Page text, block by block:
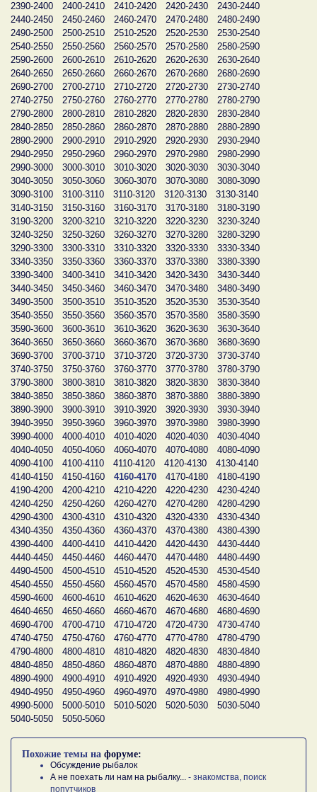
2390-2400
2400-2410 2410-2420 2420-2430
2430-2440
2440-2450
2450-2460 2460-2470 2470-2480
2480-2490
2490-2500
2500-2510 2510-2520 2520-2530
2530-2540
2540-2550
2550-2560 2560-2570 2570-2580
2580-2590
2590-2600
2600-2610 2610-2620 2620-2630
2630-2640
2640-2650
2650-2660 2660-2670 2670-2680
2680-2690
2690-2700
2700-2710 2710-2720 2720-2730
2730-2740
2740-2750
2750-2760 2760-2770 2770-2780
2780-2790
2790-2800
2800-2810 2810-2820 2820-2830
2830-2840
2840-2850
2850-2860 2860-2870 2870-2880
2880-2890
2890-2900
2900-2910 2910-2920 2920-2930
2930-2940
2940-2950
2950-2960 2960-2970 2970-2980
2980-2990
2990-3000
3000-3010 3010-3020 3020-3030
3030-3040
3040-3050
3050-3060 3060-3070 3070-3080
3080-3090
3090-3100
3100-3110 3110-3120 3120-3130
3130-3140
3140-3150
3150-3160 3160-3170 3170-3180
3180-3190
3190-3200
3200-3210 3210-3220 3220-3230
3230-3240
3240-3250
3250-3260 3260-3270 3270-3280
3280-3290
3290-3300
3300-3310 3310-3320 3320-3330
3330-3340
3340-3350
3350-3360 3360-3370 3370-3380
3380-3390
3390-3400
3400-3410 3410-3420 3420-3430
3430-3440
3440-3450
3450-3460 3460-3470 3470-3480
3480-3490
3490-3500
3500-3510 3510-3520 3520-3530
3530-3540
3540-3550
3550-3560 3560-3570 3570-3580
3580-3590
3590-3600
3600-3610 3610-3620 3620-3630
3630-3640
3640-3650
3650-3660 3660-3670 3670-3680
3680-3690
3690-3700
3700-3710 3710-3720 3720-3730
3730-3740
3740-3750
3750-3760 3760-3770 3770-3780
3780-3790
3790-3800
3800-3810 3810-3820 3820-3830
3830-3840
3840-3850
3850-3860 3860-3870 3870-3880
3880-3890
3890-3900
3900-3910 3910-3920 3920-3930
3930-3940
3940-3950
3950-3960 3960-3970 3970-3980
3980-3990
3990-4000
4000-4010 4010-4020 4020-4030
4030-4040
4040-4050
4050-4060 4060-4070 4070-4080
4080-4090
4090-4100
4100-4110 4110-4120 4120-4130
4130-4140
4140-4150
4150-4160 4160-4170 4170-4180
4180-4190
4190-4200
4200-4210 4210-4220 4220-4230
4230-4240
4240-4250
4250-4260 4260-4270 4270-4280
4280-4290
4290-4300
4300-4310 4310-4320 4320-4330
4330-4340
4340-4350
4350-4360 4360-4370 4370-4380
4380-4390
4390-4400
4400-4410 4410-4420 4420-4430
4430-4440
4440-4450
4450-4460 4460-4470 4470-4480
4480-4490
4490-4500
4500-4510 4510-4520 4520-4530
4530-4540
4540-4550
4550-4560 4560-4570 4570-4580
4580-4590
4590-4600
4600-4610 4610-4620 4620-4630
4630-4640
4640-4650
4650-4660 4660-4670 4670-4680
4680-4690
4690-4700
4700-4710 4710-4720 4720-4730
4730-4740
4740-4750
4750-4760 4760-4770 4770-4780
4780-4790
4790-4800
4800-4810 4810-4820 4820-4830
4830-4840
4840-4850
4850-4860 4860-4870 4870-4880
4880-4890
4890-4900
4900-4910 4910-4920 4920-4930
4930-4940
4940-4950
4950-4960 4960-4970 4970-4980
4980-4990
4990-5000
5000-5010 5010-5020 5020-5030
5030-5040
5040-5050
5050-5060
Похожие темы на форуме:
Обсуждение рыбалок
А не поехать ли нам на рыбалку...
- знакомства, поиск
попутчиков